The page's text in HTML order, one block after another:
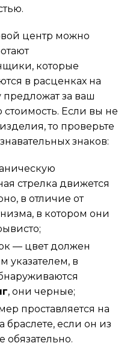
центр можно
которые
в расценках на
за ваш
Если вы не
то проверьте
знаков:
стрелка движется
в отличие от
в котором они
— цвет должен
указателем, в
, они черные;
проставляется на
браслете, если он из
обязательно.